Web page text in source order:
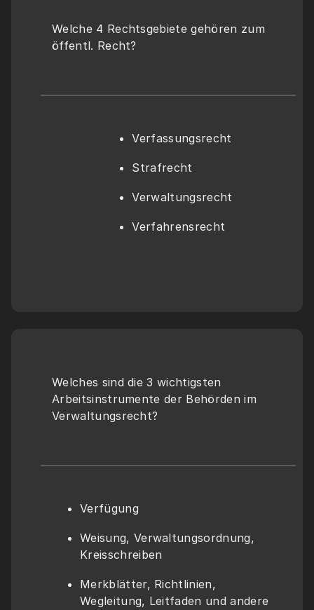
Welche 4 Rechtsgebiete gehören zum
öffentl. Recht?
Verfassungsrecht
Strafrecht
Verwaltungsrecht
Verfahrensrecht
Welches sind die 3 wichtigsten
Arbeitsinstrumente der Behörden im
Verwaltungsrecht?
Verfügung
Weisung, Verwaltungsordnung,
Kreisschreiben
Merkblätter, Richtlinien,
Wegleitung, Leitfaden und andere